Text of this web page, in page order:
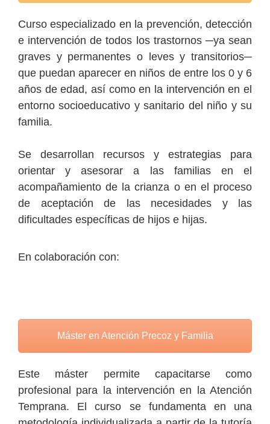
Curso especializado en la prevención, detección
e intervención de todos los trastornos ─ya sean
graves y permanentes o leves y transitorios─
que puedan aparecer en niños de entre los 0 y 6
años de edad, así como en la intervención en el
entorno socioeducativo y sanitario del niño y su
familia.
Se desarrollan recursos y estrategias para
orientar y asesorar a las familias en el
acompañamiento de la crianza o en el proceso
de aceptación de las necesidades y las
dificultades específicas de hijos e hijas.
En colaboración con:
Máster en Atención Precoz y Familia
Este máster permite capacitarse como
profesional para la intervención en la Atención
Temprana. El curso se fundamenta en una